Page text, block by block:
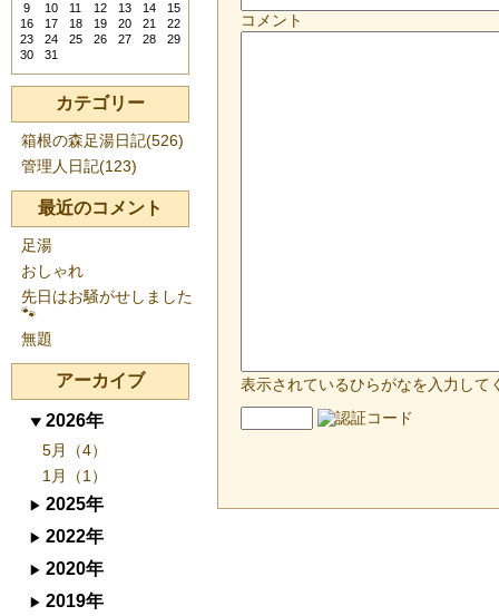
コメント
表示されているひらがなを入力して
9
10 11 12 13 14
15
16
17 18 19 20 21
22
23
24 25 26 27 28
29
30
31
カテゴリー
箱根の森足湯日記(526)
管理人日記(123)
最近のコメント
足湯
おしゃれ
先日はお騒がせしました
🐾
無題
アーカイブ
2026年
5月（4）
1月（1）
2025年
2022年
2020年
2019年